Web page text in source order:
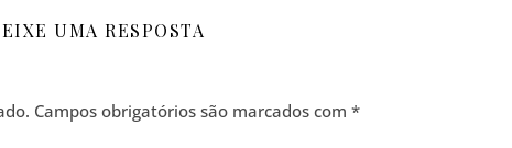
UMA RESPOSTA
Campos obrigatórios são marcados com *